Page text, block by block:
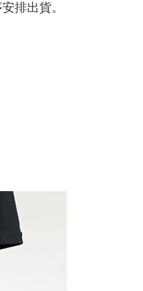
dan yuran
dinyatakan
pesanan
pesanan
gagal pada
anda boleh
saluran berikut:
pemindahan bank,
Ltd. (“Syarikat”),
pembayaran
produk. Sila buat
tolak
14 hari. Walau
tempoh
pembayaran anda,
(cth.:
masa yang
membuat
anda menerima
boleh sehingga
akan
pesanan
pesanan
pesanan
排出貨。